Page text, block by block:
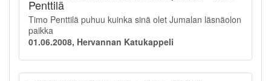
Penttilä
Timo Penttilä puhuu kuinka sinä olet Jumalan läsnäolon
paikka
01.06.2008, Hervannan Katukappeli